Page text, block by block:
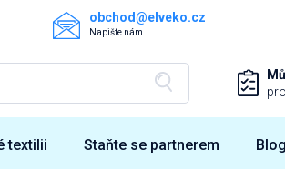
obchod@elveko.cz
Napište nám
textilii Staňte se partnerem Blog